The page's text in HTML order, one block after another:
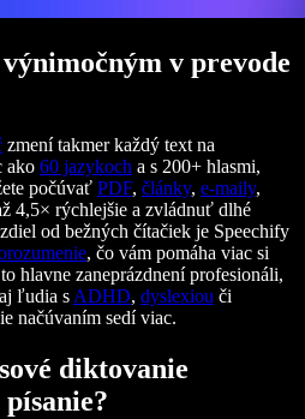
v prevode
zmení takmer každý text na
ako 60 jazykoch a s 200+ hlasmi,
počúvať PDF, články, e-maily,
4,5× rýchlejšie a zvládnuť dlhé
od bežných čítačiek je Speechify
, čo vám pomáha viac si
hlavne zaneprázdnení profesionáli,
aj ľudia sADHD, dyslexiou či
načúvaním sedí viac.
diktovanie